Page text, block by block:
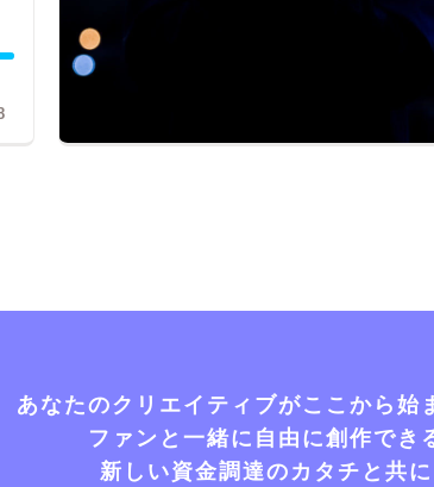
あなたのクリエイティブがここから始
ファンと一緒に自由に創作でき
新しい資金調達のカタチと共に